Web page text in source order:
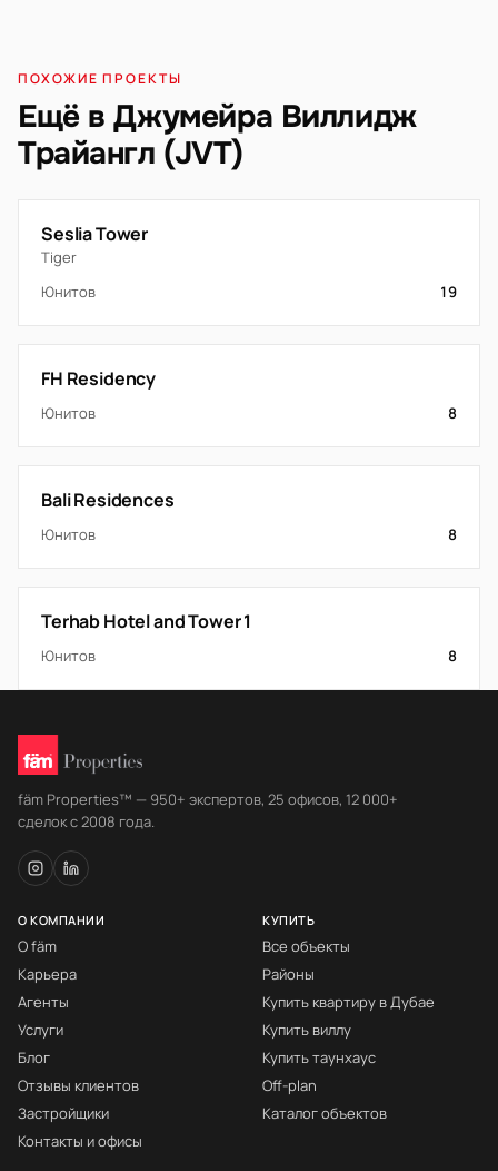
ПОХОЖИЕ ПРОЕКТЫ
Ещё в Джумейра Виллидж
Трайангл (JVT)
Seslia Tower
Tiger
Юнитов
19
FH Residency
Юнитов 8
Bali Residences
Юнитов 8
Terhab Hotel and Tower 1
Юнитов 8
fäm Properties™ — 950+ экспертов, 25 офисов, 12 000+
сделок с 2008 года.
О КОМПАНИИ
О fäm
Карьера
Агенты
Услуги
Блог
Отзывы клиентов
Застройщики
Контакты и офисы
КУПИТЬ
Все объекты
Районы
Купить квартиру в Дубае
Купить виллу
Купить таунхаус
Off-plan
Каталог объектов